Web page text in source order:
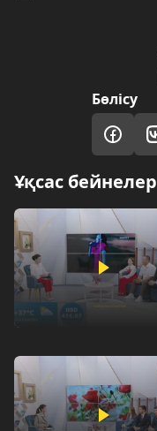
Бөлісу
Ұқсас бейнелер